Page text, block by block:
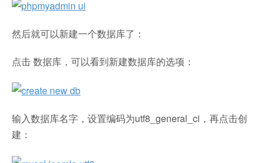
然后就可以新建一个数据库了：
点击 数据库，可以看到新建数据库的选项：
输入数据库名字，设置编码为utf8_general_ci，再点击创
建：